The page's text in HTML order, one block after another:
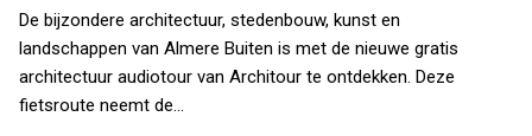
De bijzondere architectuur, stedenbouw, kunst en
landschappen van Almere Buiten is met de nieuwe gratis
architectuur audiotour van Architour te ontdekken. Deze
fietsroute neemt de…